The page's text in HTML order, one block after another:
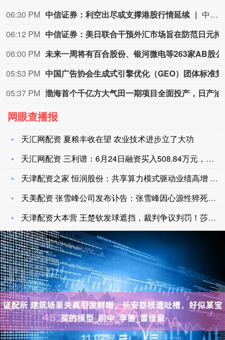
06:30 PM 中信证券：利空出尽或支撑港股行情延续
中信证券研报指出，近一个月恒生综指迎来业绩预期反转，中报超预期与利好预告推动全年盈利上修；而恒科指数受制于乘用车盈利分化及头部互联网平台资本开支扩张对短期利润率的压制，预期修复相对滞后。行业上，医疗保健（CXO与制药龙头驱动）、金融（券商资管与保险）、公用事业及周期运输景气上行；消费、地产及资讯科技预期遭下调。交易层面呈现资金回补超跌低位板块与交易高景气业绩动能的“双管齐下”特征。面对财报密集披露期与海内外宏观扰动，配置建议维持“红利防守+成长弹性”杠铃策略：防守端锁定高股息、低β“类债”资产；进攻端聚焦互联网巨头、双向资金加仓的机器人与生物科技，以及技术硬件与AI应用，兼顾创新药及工业金属的催化布局。
06:12 PM
06:00 PM
05:53 PM
05:37 PM
网眼查播报
天汇网配资 夏粮丰收在望 农业技术进步立了大功
天汇网配资 三利谱：6月24日融资买入508.84万元，融资
天津配资之家 恒润股份：共享算力模式驱动业绩高增 政策东风激
天美配资 张雪峰公司发布讣告：张雪峰因心源性猝死抢救无效，于
天津配资大本营 王楚钦发球遮挡，裁判争议判罚！莎头随后的回击